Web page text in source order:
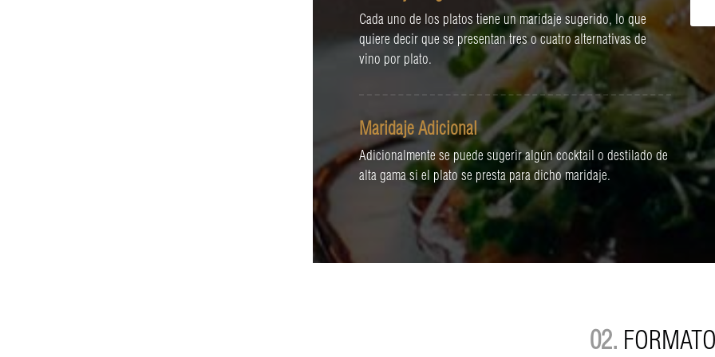
Cada uno de los platos tiene un maridaje sugerido, lo que
quiere decir que se presentan tres o cuatro alternativas de
vino por plato.
Maridaje Adicional
Adicionalmente se puede sugerir algún cocktail o destilado de
alta gama si el plato se presta para dicho maridaje.
02.